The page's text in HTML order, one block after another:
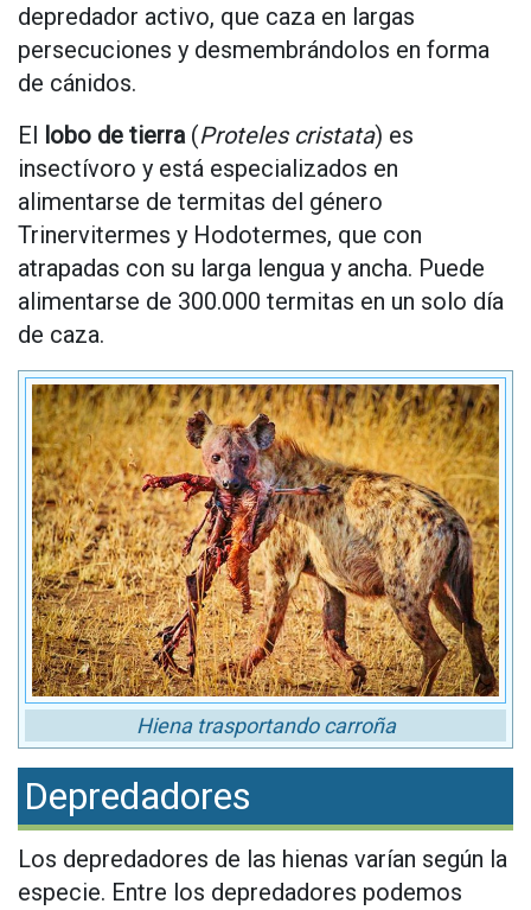
depredador activo, que caza en largas
persecuciones y desmembrándolos en forma
de cánidos.
El
lobo de tierra(Proteles cristata) es
insectívoro y está especializados en
alimentarse de termitas del género
Trinervitermes y Hodotermes, que con
atrapadas con su larga lengua y ancha. Puede
alimentarse de 300.000 termitas en un solo día
de caza.
Hiena trasportando carroña
Depredadores
Los depredadores de las hienas varían según la
especie. Entre los depredadores podemos